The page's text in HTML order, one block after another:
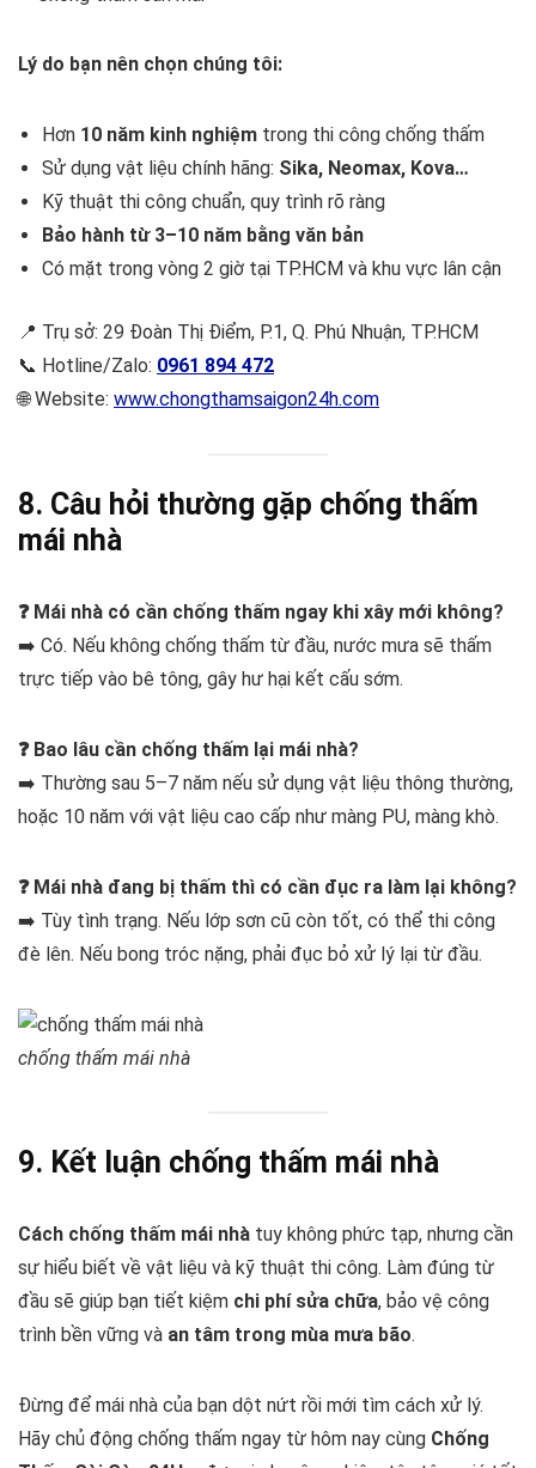
Lý do bạn nên chọn chúng tôi:
Hơn 10 năm kinh nghiệm trong thi công chống thấm
Sử dụng vật liệu chính hãng: Sika, Neomax, Kova…
Kỹ thuật thi công chuẩn, quy trình rõ ràng
Bảo hành từ 3–10 năm bằng văn bản
Có mặt trong vòng 2 giờ tại TP.HCM và khu vực lân cận
📍 Trụ sở: 29 Đoàn Thị Điểm, P.1, Q. Phú Nhuận, TP.HCM
📞 Hotline/Zalo: 0961 894 472
🌐 Website: www.chongthamsaigon24h.com
8. Câu hỏi thường gặp chống thấm
mái nhà
❓ Mái nhà có cần chống thấm ngay khi xây mới không?
➡️ Có. Nếu không chống thấm từ đầu, nước mưa sẽ thấm
trực tiếp vào bê tông, gây hư hại kết cấu sớm.
❓ Bao lâu cần chống thấm lại mái nhà?
➡️ Thường sau 5–7 năm nếu sử dụng vật liệu thông thường,
hoặc 10 năm với vật liệu cao cấp như màng PU, màng khò.
❓ Mái nhà đang bị thấm thì có cần đục ra làm lại không?
➡️ Tùy tình trạng. Nếu lớp sơn cũ còn tốt, có thể thi công
đè lên. Nếu bong tróc nặng, phải đục bỏ xử lý lại từ đầu.
chống thấm mái nhà
9. Kết luận chống thấm mái nhà
Cách chống thấm mái nhà tuy không phức tạp, nhưng cần
sự hiểu biết về vật liệu và kỹ thuật thi công. Làm đúng từ
đầu sẽ giúp bạn tiết kiệm chi phí sửa chữa, bảo vệ công
trình bền vững và an tâm trong mùa mưa bão.
Đừng để mái nhà của bạn dột nứt rồi mới tìm cách xử lý.
Hãy chủ động chống thấm ngay từ hôm nay cùng Chống